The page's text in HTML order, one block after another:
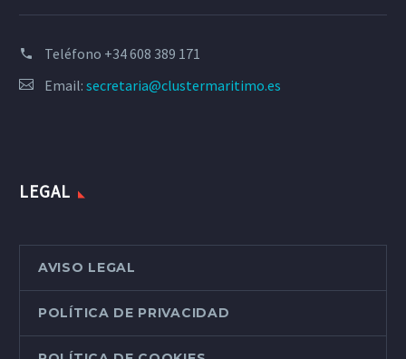
Teléfono +34 608 389 171
Email: secretaria@clustermaritimo.es
LEGAL
AVISO LEGAL
POLÍTICA DE PRIVACIDAD